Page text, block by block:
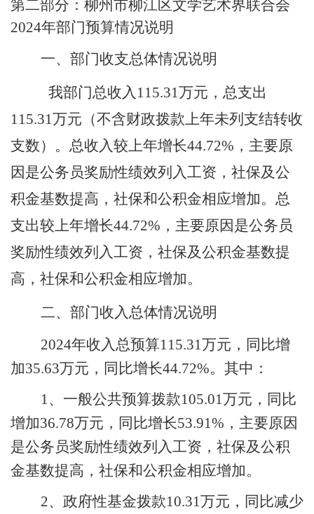
第二部分： 柳州市柳江区文学艺术界联合会
2024年部门预算情况说明
一、部门收支总体情况说明
我部门总收入 115.31万元，总支出
115.31万元（不含财政拨款上年未列支结转收
支数）。总收入较上年增长44.72%，主要原
因是公务员奖励性绩效列入工资，社保及公
积金基数提高，社保和公积金相应增加。总
支出较上年增长44.72%，主要原因是公务员
奖励性绩效列入工资，社保及公积金基数提
高，社保和公积金相应增加。
二、部门收入总体情况说明
2024年收入总预算115.31万元，同比增
加35.63万元，同比增长44.72%。其中：
1、一般公共预算拨款105.01万元，同比
增加36.78万元，同比增长53.91%，主要原因
是公务员奖励性绩效列入工资，社保及公积
金基数提高，社保和公积金相应增加。
2、政府性基金拨款10.31万元，同比减少